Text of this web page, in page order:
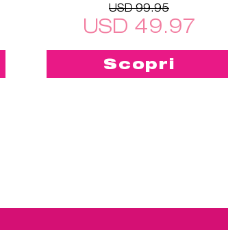
USD 99.95
USD 49.97
Scopri